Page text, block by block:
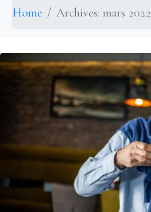
Home Archives: mars 2022